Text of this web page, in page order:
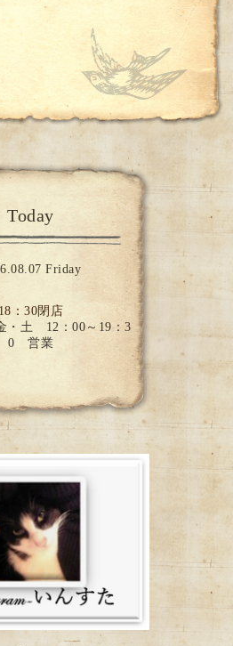
Today
Friday
18：30閉店
・土 12：00～19：3
0 営業